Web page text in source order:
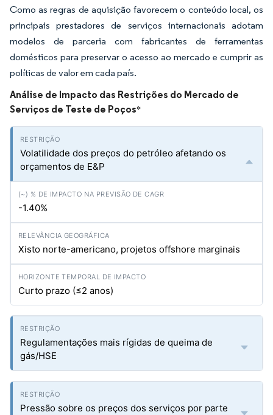
Como as regras de aquisição favorecem o conteúdo local, os
principais prestadores de serviços internacionais adotam
modelos de parceria com fabricantes de ferramentas
domésticos para preservar o acesso ao mercado e cumprir as
políticas de valor em cada país.
Análise de Impacto das Restrições do Mercado de
Serviços de Teste de Poços*
Volatilidade dos preços do petróleo afetando os
orçamentos de E&P
-1.40%
Xisto norte-americano, projetos offshore marginais
Curto prazo (≤2 anos)
Regulamentações mais rígidas de queima de
gás/HSE
Pressão sobre os preços dos serviços por parte